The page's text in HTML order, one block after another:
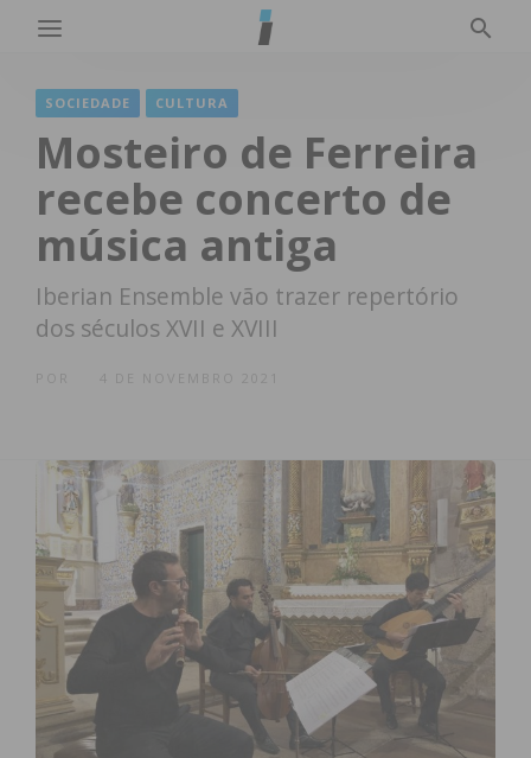
SOCIEDADE CULTURA
Mosteiro de Ferreira
recebe concerto de
música antiga
Iberian Ensemble vão trazer repertório
dos séculos XVII e XVIII
4 DE NOVEMBRO 2021